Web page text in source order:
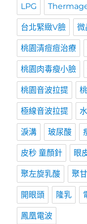
LPG
台北緊緻V臉 微
桃園清痘痘治療
桃園肉毒瘦小臉
桃園音波拉提
極線音波拉提
淚溝 玻尿酸
皮秒 童顏針 眼
聚左旋乳酸 聚
開眼頭 隆乳
鳳凰電波